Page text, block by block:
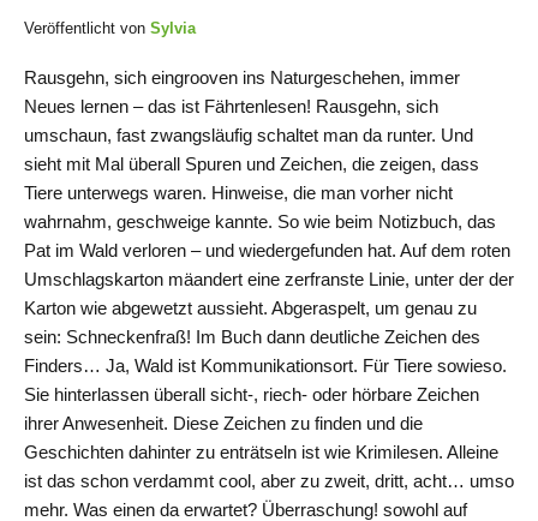
Veröffentlicht von Sylvia
Rausgehn, sich eingrooven ins Naturgeschehen, immer
Neues lernen – das ist Fährtenlesen! Rausgehn, sich
umschaun, fast zwangsläufig schaltet man da runter. Und
sieht mit Mal überall Spuren und Zeichen, die zeigen, dass
Tiere unterwegs waren. Hinweise, die man vorher nicht
wahrnahm, geschweige kannte. So wie beim Notizbuch, das
Pat im Wald verloren – und wiedergefunden hat. Auf dem roten
Umschlagskarton mäandert eine zerfranste Linie, unter der der
Karton wie abgewetzt aussieht. Abgeraspelt, um genau zu
sein: Schneckenfraß! Im Buch dann deutliche Zeichen des
Finders… Ja, Wald ist Kommunikationsort. Für Tiere sowieso.
Sie hinterlassen überall sicht-, riech- oder hörbare Zeichen
ihrer Anwesenheit. Diese Zeichen zu finden und die
Geschichten dahinter zu enträtseln ist wie Krimilesen. Alleine
ist das schon verdammt cool, aber zu zweit, dritt, acht… umso
mehr. Was einen da erwartet? Überraschung! sowohl auf